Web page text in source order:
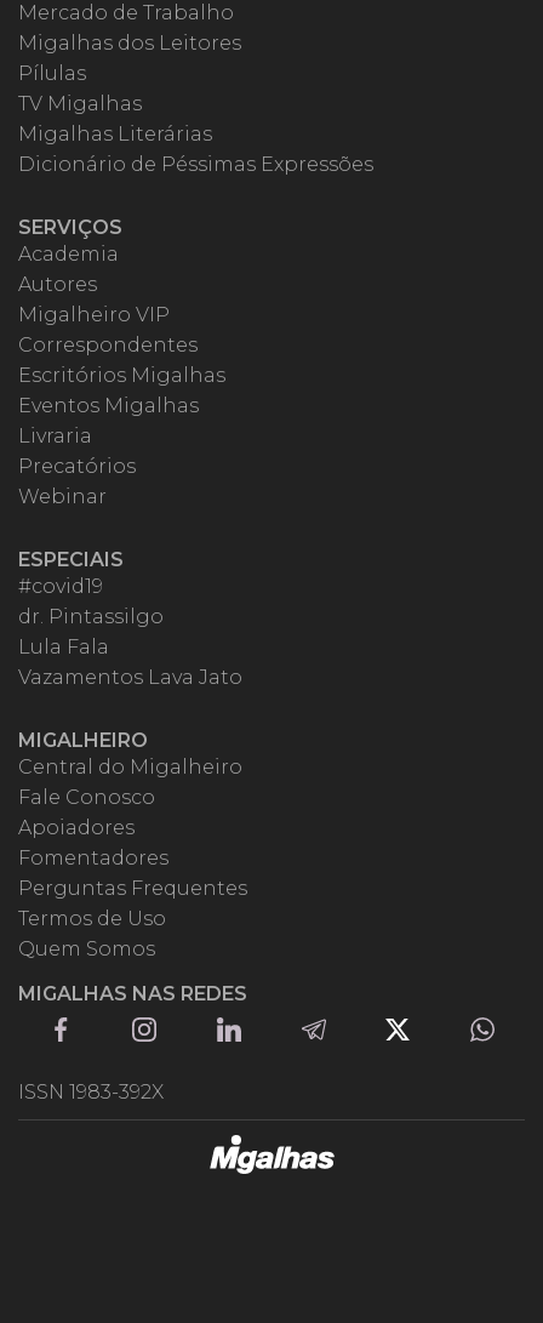
Mercado de Trabalho
Migalhas dos Leitores
Pílulas
TV Migalhas
Migalhas Literárias
Dicionário de Péssimas Expressões
SERVIÇOS
Academia
Autores
Migalheiro VIP
Correspondentes
Escritórios Migalhas
Eventos Migalhas
Livraria
Precatórios
Webinar
ESPECIAIS
#covid19
dr. Pintassilgo
Lula Fala
Vazamentos Lava Jato
MIGALHEIRO
Central do Migalheiro
Fale Conosco
Apoiadores
Fomentadores
Perguntas Frequentes
Termos de Uso
Quem Somos
MIGALHAS NAS REDES
ISSN 1983-392X